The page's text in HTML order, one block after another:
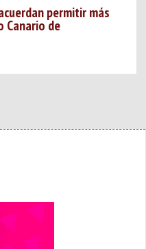
permitir más
Canario de